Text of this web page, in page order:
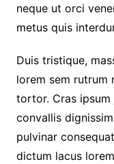
neque ut orci
metus quis
Duis tristique,
lorem sem rutrum
tortor. Cras
convallis
pulvinar
dictum lacus